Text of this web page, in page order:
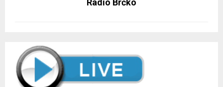
Radio Brčko